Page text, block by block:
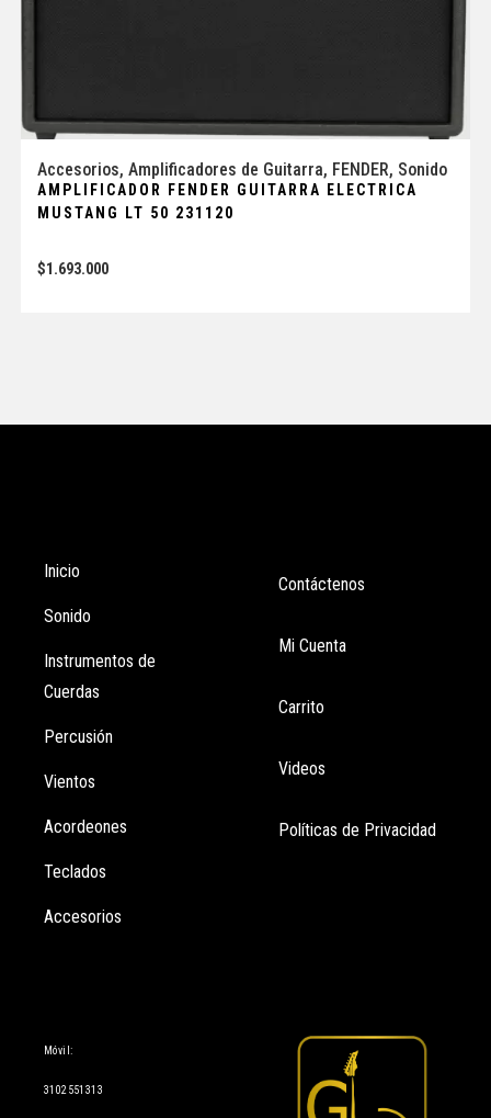
Accesorios, Amplificadores de Guitarra, FENDER, Sonido
AMPLIFICADOR FENDER GUITARRA ELECTRICA
MUSTANG LT 50 231120
$1.693.000
Inicio
Sonido
Instrumentos de
Cuerdas
Percusión
Vientos
Acordeones
Teclados
Accesorios
Contáctenos
Mi Cuenta
Carrito
Videos
Políticas de Privacidad
Móvil:
3102551313